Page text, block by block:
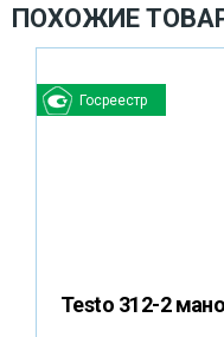
ПОХОЖИЕ
Госреестр
Testo 312-2